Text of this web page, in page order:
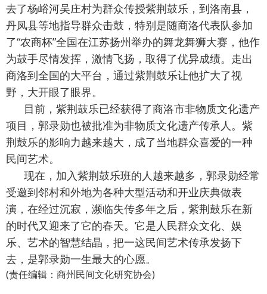
去了杨峪河吴庄村为群众传授紫荆鼓乐，到洛南县，
丹凤县等地指导群众击鼓，特别是随商洛代表队参加
了“农商杯”全国在江苏扬州举办的舞龙舞狮大赛，他作
为鼓手尽情发挥，激情飞扬，取得了优异成绩。走出
商洛到全国的大平台，通过紫荆鼓乐让他扩大了视
野，大开眼了眼界。
目前，紫荆鼓乐已经获得了商洛市非物质文化遗产
项目，郭录勋也被批准为非物质文化遗产传承人。紫
荆鼓乐的影响力越来越大，成了当地群众喜爱的一种
民间艺术。
现在，加入紫荆鼓乐班的人越来越多，郭录勋经常
受邀到邻村和外地为各种大型活动和开业庆典做表
演，在经过沉寂，濒临失传多年之后，紫荆鼓乐在新
的时代又迎来了它的春天。它是人民群众文化、娱
乐、艺术的智慧结晶，把一这民间艺术传承发扬下
去，是郭录勋一生最大的心愿。
(责任编辑：商州民间文化研究协会)